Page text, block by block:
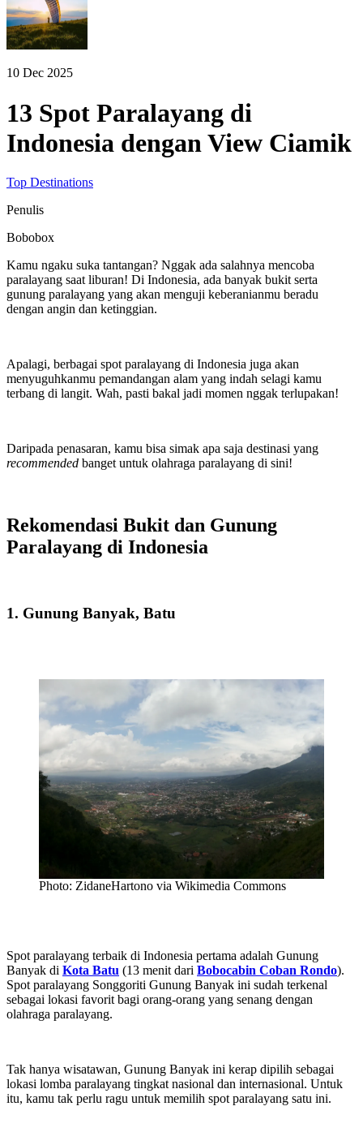
10 Dec 2025
13 Spot Paralayang di
Indonesia dengan View Ciamik
Top Destinations
Penulis
Bobobox
Kamu ngaku suka tantangan? Nggak ada salahnya mencoba
paralayang saat liburan! Di Indonesia, ada banyak bukit serta
gunung paralayang yang akan menguji keberanianmu beradu
dengan angin dan ketinggian.
Apalagi, berbagai spot paralayang di Indonesia juga akan
menyuguhkanmu pemandangan alam yang indah selagi kamu
terbang di langit. Wah, pasti bakal jadi momen nggak terlupakan!
Daripada penasaran, kamu bisa simak apa saja destinasi yang
recommended banget untuk olahraga paralayang di sini!
Rekomendasi Bukit dan Gunung
Paralayang di Indonesia
1. Gunung Banyak, Batu
Photo: ZidaneHartono via Wikimedia Commons
Spot paralayang terbaik di Indonesia pertama adalah Gunung
Banyak di Kota Batu (13 menit dari Bobocabin Coban Rondo).
Spot paralayang Songgoriti Gunung Banyak ini sudah terkenal
sebagai lokasi favorit bagi orang-orang yang senang dengan
olahraga paralayang.
Tak hanya wisatawan, Gunung Banyak ini kerap dipilih sebagai
lokasi lomba paralayang tingkat nasional dan internasional. Untuk
itu, kamu tak perlu ragu untuk memilih spot paralayang satu ini.